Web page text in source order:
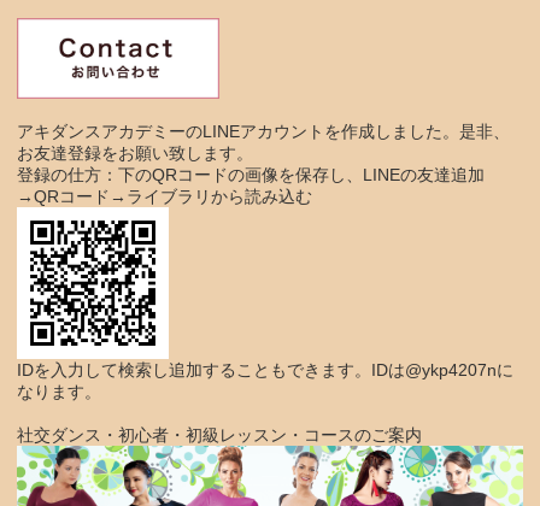
アキダンスアカデミーのLINEアカウントを作成しました。是非、
お友達登録をお願い致します。
登録の仕方：下のQRコードの画像を保存し、LINEの友達追加
→QRコード→ライブラリから読み込む
IDを入力して検索し追加することもできます。IDは@ykp4207nに
なります。
社交ダンス・初心者・初級レッスン・コースのご案内